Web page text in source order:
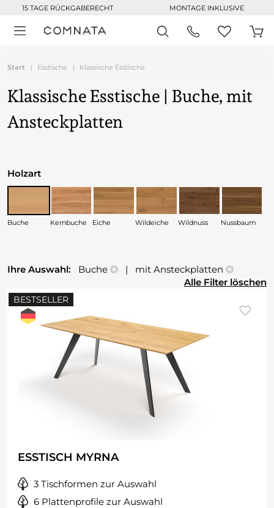
15 TAGE RÜCKGABERECHT MONTAGE INKLUSIVE
Start Esstische Klassische Esstische
Klassische Esstische | Buche, mit
Ansteckplatten
Holzart
Buche Kernbuche Eiche Wildeiche Wildnuss Nussbaum
Ihre Auswahl: Buche
| mit Ansteckplatten
Alle Filter löschen
BESTSELLER
ESSTISCH MYRNA
3 Tischformen zur Auswahl
6 Plattenprofile zur Auswahl